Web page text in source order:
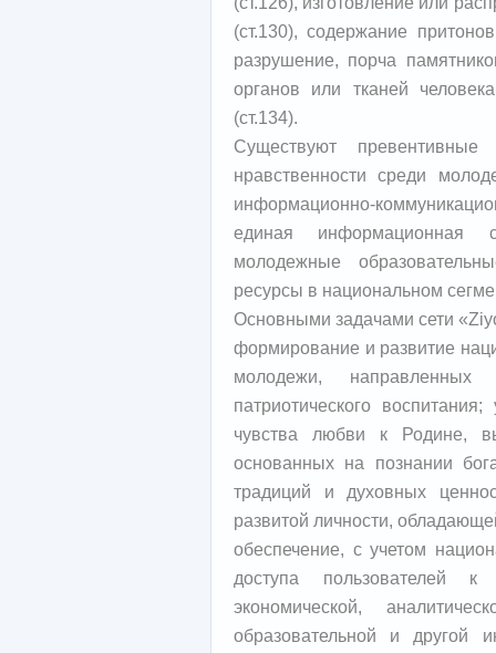
(ст.130), содержание
разрушение, порча
органов или тканей
(ст.134).
Существуют
нравственности среди
информационно-
единая информационная
молодежные
ресурсы в национальном
Основными задачами сети
формирование и развитие
молодежи,
патриотического
чувства любви к Родине,
основанных на познании
традиций и духовных
развитой личности,
обеспечение, с учетом
доступа пользователей к
экономической,
образовательной и другой